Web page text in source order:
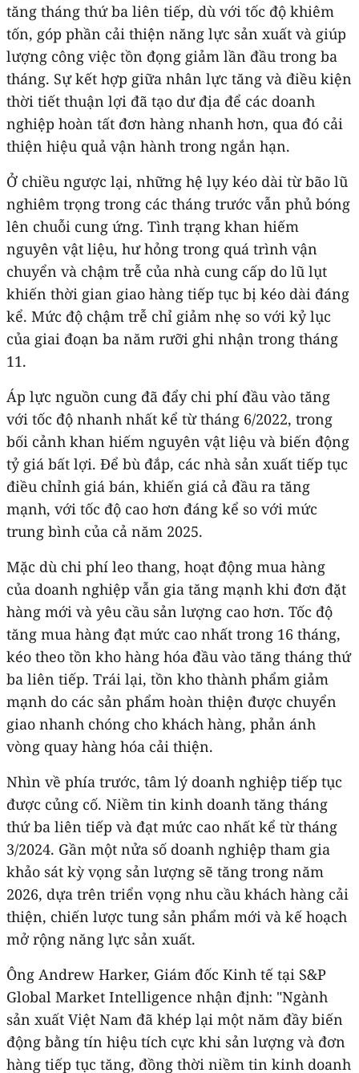
tăng tháng thứ ba liên tiếp, dù với tốc độ khiêm
tốn, góp phần cải thiện năng lực sản xuất và giúp
lượng công việc tồn đọng giảm lần đầu trong ba
tháng. Sự kết hợp giữa nhân lực tăng và điều kiện
thời tiết thuận lợi đã tạo dư địa để các doanh
nghiệp hoàn tất đơn hàng nhanh hơn, qua đó cải
thiện hiệu quả vận hành trong ngắn hạn.
Ở chiều ngược lại, những hệ lụy kéo dài từ bão lũ
nghiêm trọng trong các tháng trước vẫn phủ bóng
lên chuỗi cung ứng. Tình trạng khan hiếm
nguyên vật liệu, hư hỏng trong quá trình vận
chuyển và chậm trễ của nhà cung cấp do lũ lụt
khiến thời gian giao hàng tiếp tục bị kéo dài đáng
kể. Mức độ chậm trễ chỉ giảm nhẹ so với kỷ lục
của giai đoạn ba năm rưỡi ghi nhận trong tháng
11.
Áp lực nguồn cung đã đẩy chi phí đầu vào tăng
với tốc độ nhanh nhất kể từ tháng 6/2022, trong
bối cảnh khan hiếm nguyên vật liệu và biến động
tỷ giá bất lợi. Để bù đắp, các nhà sản xuất tiếp tục
điều chỉnh giá bán, khiến giá cả đầu ra tăng
mạnh, với tốc độ cao hơn đáng kể so với mức
trung bình của cả năm 2025.
Mặc dù chi phí leo thang, hoạt động mua hàng
của doanh nghiệp vẫn gia tăng mạnh khi đơn đặt
hàng mới và yêu cầu sản lượng cao hơn. Tốc độ
tăng mua hàng đạt mức cao nhất trong 16 tháng,
kéo theo tồn kho hàng hóa đầu vào tăng tháng thứ
ba liên tiếp. Trái lại, tồn kho thành phẩm giảm
mạnh do các sản phẩm hoàn thiện được chuyển
giao nhanh chóng cho khách hàng, phản ánh
vòng quay hàng hóa cải thiện.
Nhìn về phía trước, tâm lý doanh nghiệp tiếp tục
được củng cố. Niềm tin kinh doanh tăng tháng
thứ ba liên tiếp và đạt mức cao nhất kể từ tháng
3/2024. Gần một nửa số doanh nghiệp tham gia
khảo sát kỳ vọng sản lượng sẽ tăng trong năm
2026, dựa trên triển vọng nhu cầu khách hàng cải
thiện, chiến lược tung sản phẩm mới và kế hoạch
mở rộng năng lực sản xuất.
Ông Andrew Harker, Giám đốc Kinh tế tại S&P
Global Market Intelligence nhận định: "Ngành
sản xuất Việt Nam đã khép lại một năm đầy biến
động bằng tín hiệu tích cực khi sản lượng và đơn
hàng tiếp tục tăng, đồng thời niềm tin kinh doanh